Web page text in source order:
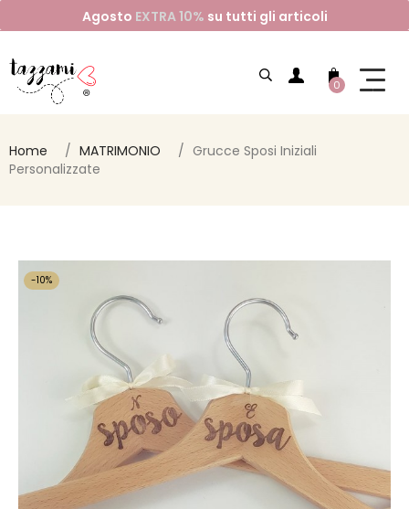
Agosto EXTRA 10% su tutti gli articoli
0
Home MATRIMONIO
Grucce Sposi Iniziali
Personalizzate
-10%